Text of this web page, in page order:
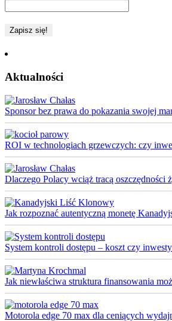
Aktualności
Sponsor bez prawa do pokazania swojej
ROI w technologiach grzewczych: czy
Dlaczego Polacy wciąż tracą
Jak rozpoznać autentyczną monetę
System kontroli dostępu – koszt czy
Jak niewłaściwa struktura finansowania
Motorola edge 70 max dla ceniących